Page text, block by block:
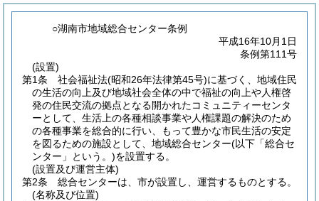
○湖南市地域総合センター条例
平成16年10月1日
条例第111号
(設置)
第1条
社会福祉法(昭和26年法律第45号)に基づく、地域住民
の生活の向上及び地域社会全体の中で福祉の向上や人権啓
発の住民交流の拠点となる開かれたコミュニティーセンタ
ーとして、生活上の各種相談事業や人権課題の解決のため
の各種事業を総合的に行い、もって豊かな市民生活の安定
を図るための施設として、地域総合センター(以下「総合セ
ンター」という。)を設置する。
(設置及び運営主体)
第2条
総合センターは、市が設置し、運営するものとする。
(名称及び位置)